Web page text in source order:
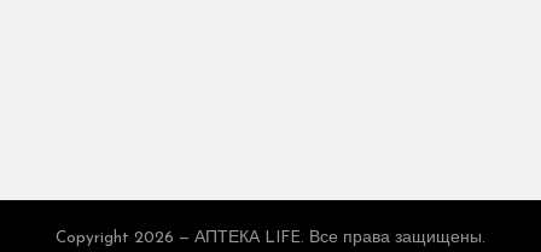
Copyright 2026 — АПТЕКА LIFE. Все права защищены.